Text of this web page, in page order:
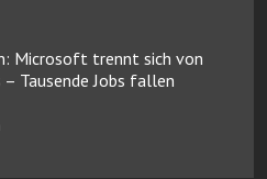
Microsoft trennt sich von
Tausende Jobs fallen